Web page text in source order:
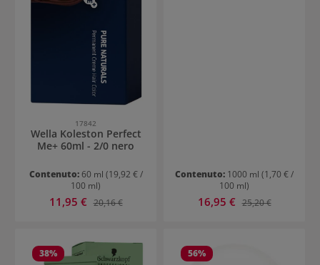
17842
Wella Koleston Perfect
Me+ 60ml - 2/0 nero
Contenuto: 60 ml (19,92 € /
100 ml)
Prezzo di vendita:
11,95 € Prezzo normale:
20,16 €
Contenuto: 1000 ml (1,70 € /
100 ml)
Prezzo di vendita:
16,95 € Prezzo normale:
25,20 €
38% 56%